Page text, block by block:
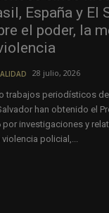
España y El
el poder, la
28 julio, 2026
trabajos periodísticos de
han obtenido el
por investigaciones y
violencia policial,...